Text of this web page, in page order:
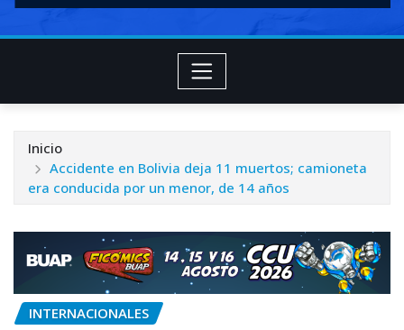
Inicio
Accidente en Bolivia deja 11 muertos; camioneta
era conducida por un menor, de 14 años
INTERNACIONALES